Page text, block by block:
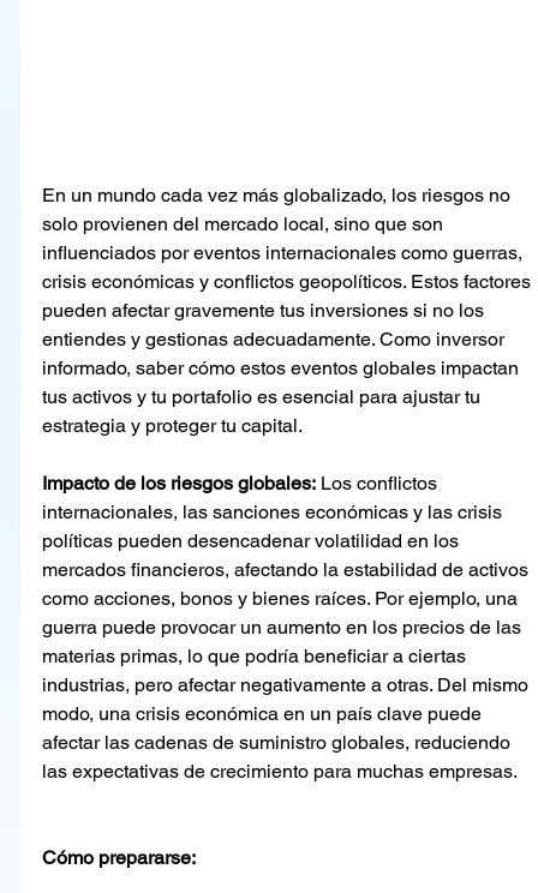
En un mundo cada vez más globalizado, los riesgos no
solo provienen del mercado local, sino que son
influenciados por eventos internacionales como guerras,
crisis económicas y conflictos geopolíticos. Estos factores
pueden afectar gravemente tus inversiones si no los
entiendes y gestionas adecuadamente. Como inversor
informado, saber cómo estos eventos globales impactan
tus activos y tu portafolio es esencial para ajustar tu
estrategia y proteger tu capital.
Impacto de los riesgos globales: Los conflictos
internacionales, las sanciones económicas y las crisis
políticas pueden desencadenar volatilidad en los
mercados financieros, afectando la estabilidad de activos
como acciones, bonos y bienes raíces. Por ejemplo, una
guerra puede provocar un aumento en los precios de las
materias primas, lo que podría beneficiar a ciertas
industrias, pero afectar negativamente a otras. Del mismo
modo, una crisis económica en un país clave puede
afectar las cadenas de suministro globales, reduciendo
las expectativas de crecimiento para muchas empresas.
Cómo prepararse: